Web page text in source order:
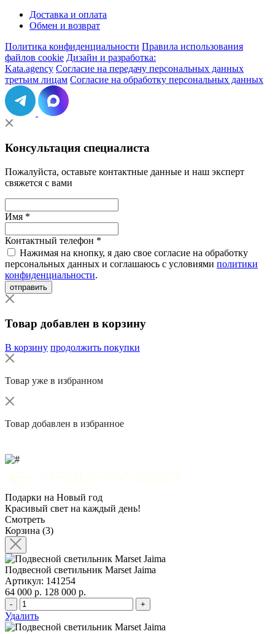
Доставка и оплата
Обмен и возврат
Политика конфиденциальности Правила использования
файлов cookie Дизайн и разработка:
Kata.agency Согласие на передачу персональных данных
третьим лицам Согласие на обработку персональных данных
Консультация специалиста
Пожалуйста, оставьте контактные данные и наш эксперт
свяжется с вами
Имя *
Контактный телефон *
Нажимая на кнопку, я даю свое согласие на обработку
персональных данных и соглашаюсь с условиями политики
конфиденциальности.
отправить
Товар добавлен в корзину
В корзину продолжить покупки
Товар уже в избранном
Товар добавлен в избранное
Подарки на Новый год
Красивый свет на каждый день!
Смотреть
Корзина (3)
Подвесной светильник Marset Jaima
Артикул: 141254
64 000 р. 128 000 р.
- +
Удалить